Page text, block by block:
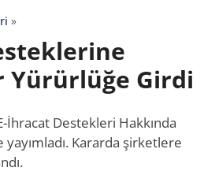
»
Yürürlüğe Girdi
İhracat Destekleri Hakkında
yayımladı. Kararda şirketlere